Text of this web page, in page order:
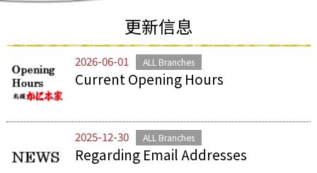
更新信息
2026-06-01 ALL Branches
Current Opening Hours
2025-12-30 ALL Branches
Regarding Email Addresses